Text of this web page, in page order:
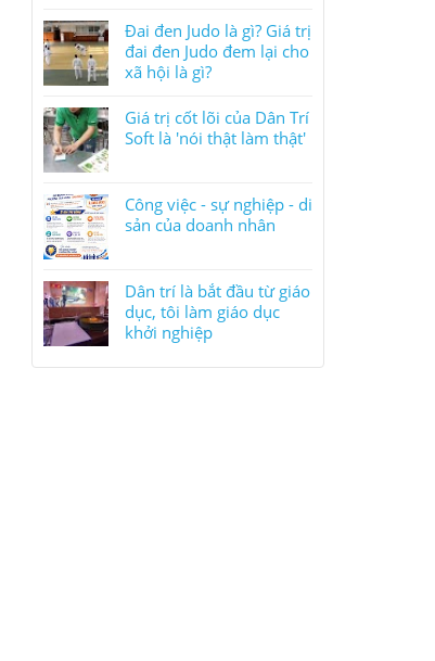
Đai đen Judo là gì? Giá trị
đai đen Judo đem lại cho
xã hội là gì?
Giá trị cốt lõi của Dân Trí
Soft là 'nói thật làm thật'
Công việc - sự nghiệp - di
sản của doanh nhân
Dân trí là bắt đầu từ giáo
dục, tôi làm giáo dục
khởi nghiệp